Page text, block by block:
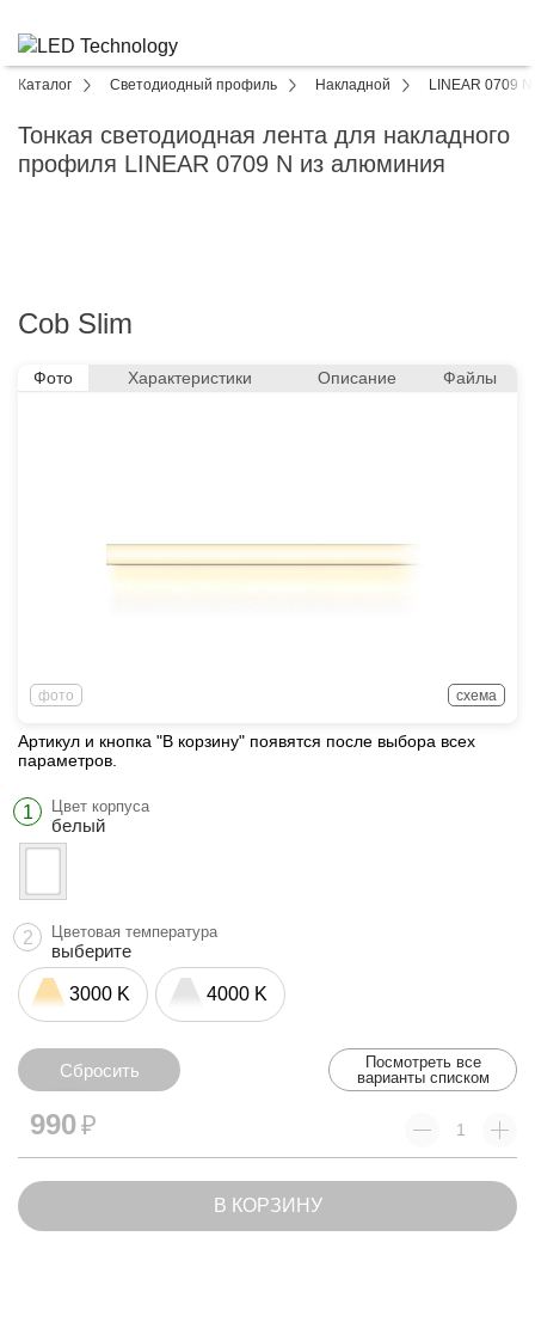
Каталог Светодиодный профиль Накладной LINEAR 0709 N
Тонкая светодиодная лента для накладного
профиля LINEAR 0709 N из алюминия
Cob Slim
Фото Характеристики Описание Файлы
фото схема
Артикул и кнопка "В корзину" появятся после выбора всех
параметров.
1 Цвет корпуса
белый
2 Цветовая температура
выберите
3000 K 4000 K
Посмотреть все
варианты списком
Сбросить
990₽
В КОРЗИНУ